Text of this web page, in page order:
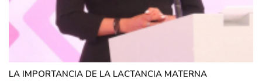
LA IMPORTANCIA DE LA LACTANCIA MATERNA